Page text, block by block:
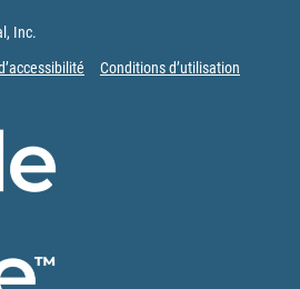
Inc.
Conditions d’utilisation